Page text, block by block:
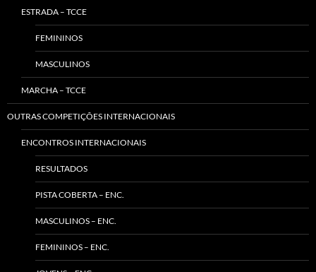
ESTRADA – TCCE
FEMININOS
MASCULINOS
MARCHA – TCCE
OUTRAS COMPETIÇÕES INTERNACIONAIS
ENCONTROS INTERNACIONAIS
RESULTADOS
PISTA COBERTA – ENC.
MASCULINOS – ENC.
FEMININOS – ENC.